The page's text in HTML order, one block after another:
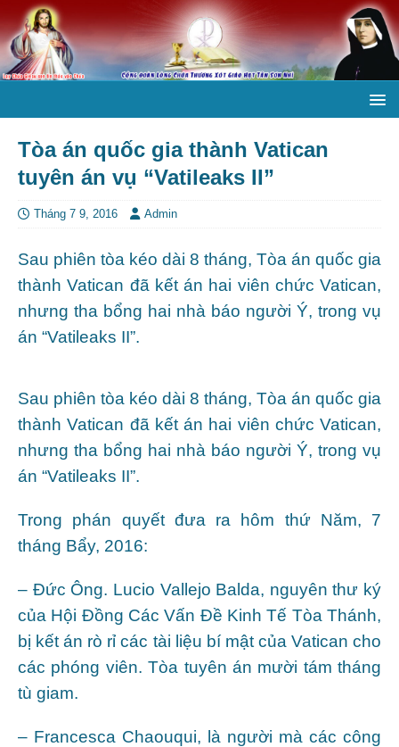
Tòa án quốc gia thành Vatican
tuyên án vụ “Vatileaks II”
Tháng 7 9, 2016 Admin
Sau phiên tòa kéo dài 8 tháng, Tòa án quốc gia
thành Vatican đã kết án hai viên chức Vatican,
nhưng tha bổng hai nhà báo người Ý, trong vụ
án “Vatileaks II”.
Sau phiên tòa kéo dài 8 tháng, Tòa án quốc gia
thành Vatican đã kết án hai viên chức Vatican,
nhưng tha bổng hai nhà báo người Ý, trong vụ
án “Vatileaks II”.
Trong phán quyết đưa ra hôm thứ Năm, 7
tháng Bẩy, 2016:
– Đức Ông. Lucio Vallejo Balda, nguyên thư ký
của Hội Đồng Các Vấn Đề Kinh Tế Tòa Thánh,
bị kết án rò rỉ các tài liệu bí mật của Vatican cho
các phóng viên. Tòa tuyên án mười tám tháng
tù giam.
– Francesca Chaouqui, là người mà các công